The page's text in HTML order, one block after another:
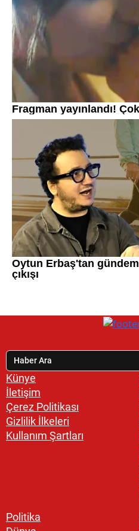
Künye
İletişim
Çerez Politikası
Gizlilik İlkeleri
Kullanım Şartları
Politika